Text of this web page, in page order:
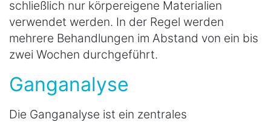
schließlich nur körpereigene Materialien
verwendet werden. In der Regel werden
mehrere Behandlungen im Abstand von ein bis
zwei Wochen durchgeführt.
Ganganalyse
Die Ganganalyse ist ein zentrales